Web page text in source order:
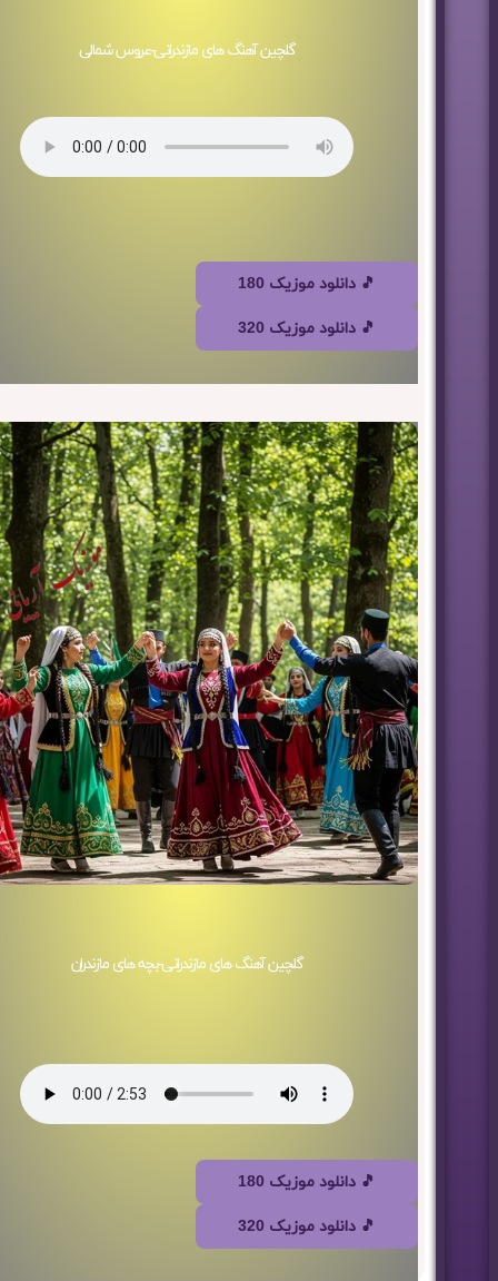
گلچین آهنگ های مازندرانی-عروس شمالی
🎵 دانلود موزیک 180
🎵 دانلود موزیک 320
گلچین آهنگ های مازندرانی-بچه های مازندران
🎵 دانلود موزیک 180
🎵 دانلود موزیک 320